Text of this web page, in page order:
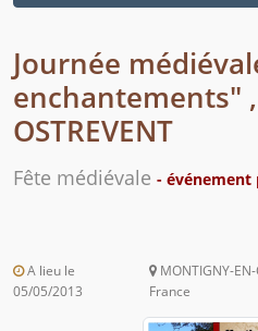
Journée
enchantements" ,
OSTREVENT
Fête médiévale - événement
A lieu le
05/05/2013
MONTIGNY-
France